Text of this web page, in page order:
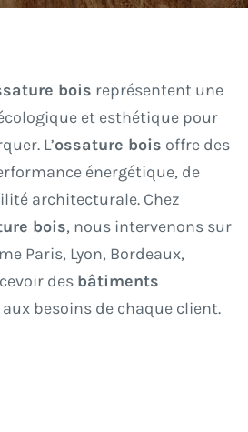
bois représentent une
et esthétique pour
L’ossature bois offre des
énergétique, de
architecturale. Chez
bois, nous intervenons sur
Paris, Lyon, Bordeaux,
des bâtiments
besoins de chaque client.